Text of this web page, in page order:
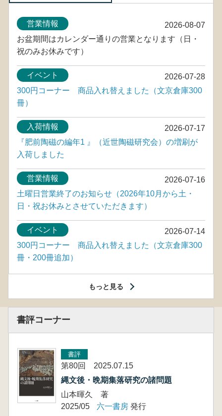
2026-08-07
営業情報
お盆期間はカレンダー通りの営業となります（日・
祝のみお休みです）
2026-07-28
イベント
300円コーナー 商品入れ替えました（文京倉庫300
冊）
2026-07-17
入荷情報
『肥前陶磁の編年1 』（近世陶磁研究会）の増刷が
入荷しました
2026-07-16
営業情報
土曜日営業終了のお知らせ（2026年10月から土・
日・祝お休みとさせていただきます）
2026-07-14
イベント
300円コーナー 商品入れ替えました（文京倉庫300
冊・200冊追加）
もっと見る
書評コーナー
書評
第80回 2025.07.15
縄文後・晩期集落研究の諸問題
山本暉久 著
2025/05
六一書房 発行